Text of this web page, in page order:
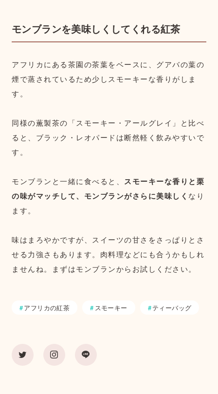
モンブランを美味しくしてくれる紅茶
アフリカにある茶園の茶葉をベースに、グアバの葉の
煙で蒸されているため少しスモーキーな香りがしま
す。
同様の薫製茶の「スモーキー・アールグレイ」と比べ
ると、ブラック・レオパードは断然軽く飲みやすいで
す。
モンブランと一緒に食べると、 スモーキーな香りと栗
の味がマッチして、モンブランがさらに美味しく なり
ます。
味はまろやかですが、スイーツの甘さをさっぱりとさ
せる力強さもあります。肉料理などにも合うかもしれ
ませんね。まずはモンブランからお試しください。
アフリカの紅茶 スモーキー ティーバッグ